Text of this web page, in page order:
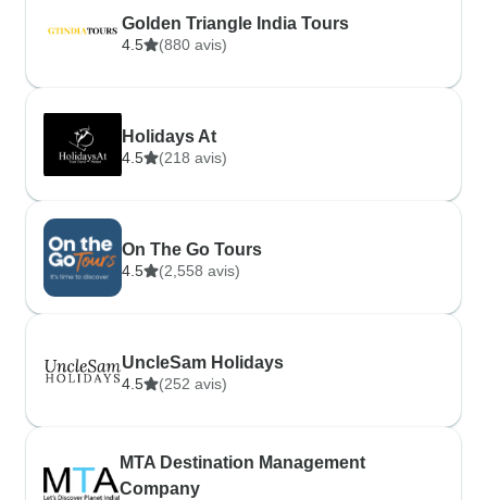
Golden Triangle India Tours
4.5 (880 avis)
Holidays At
4.5 (218 avis)
On The Go Tours
4.5 (2,558 avis)
UncleSam Holidays
4.5 (252 avis)
MTA Destination Management
Company